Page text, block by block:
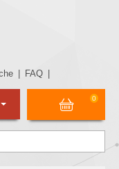
FAQ
0